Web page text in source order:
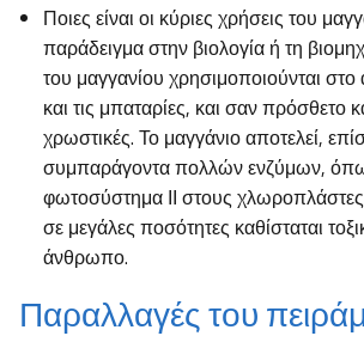
Ποιες είναι οι κύριες χρήσεις του
παράδειγμα στην βιολογία ή τη
του μαγγανίου χρησιμοποιούνται στο
και τις μπαταρίες, και σαν πρόσθετο
χρωστικές. Το μαγγάνιο αποτελεί,
συμπαράγοντα πολλών ενζύμων,
φωτοσύστημα ΙΙ στους
σε μεγάλες ποσότητες καθίσταται
άνθρωπο.
Παραλλαγές του